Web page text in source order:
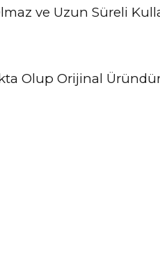
ve Uzun Süreli
Olup Orijinal